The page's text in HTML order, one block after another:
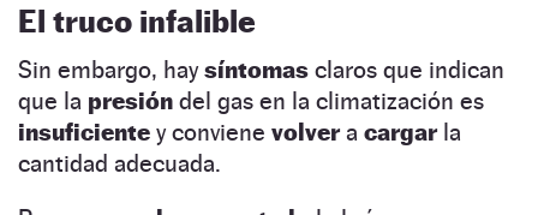
El truco infalible
Sin embargo, haysíntomas claros que indican
que la presión del gas en la climatización es
insuficiente y conviene volvera cargarla
cantidad adecuada.